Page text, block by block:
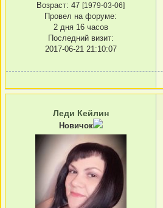
Возраст: 47 [1979-03-06]
Провел на форуме:
2 дня 16 часов
Последний визит:
2017-06-21 21:10:07
Леди Кейлин
Новичок